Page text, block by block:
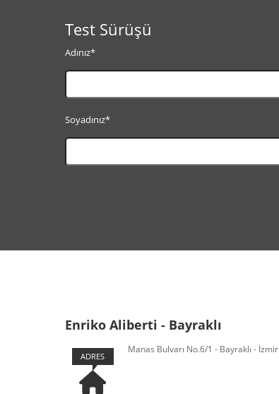
Test Sürüşü
Adınız*
Soyadınız*
Enriko Aliberti - Bayraklı
ADRES
Manas Bulvarı No.6/1 - Bayraklı - İzmir